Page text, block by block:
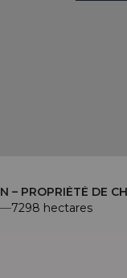
7298 hectares